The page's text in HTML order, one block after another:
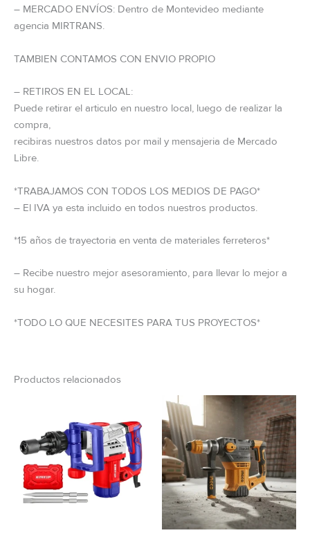
– MERCADO ENVÍOS: Dentro de Montevideo mediante
agencia MIRTRANS.
TAMBIEN CONTAMOS CON ENVIO PROPIO
– RETIROS EN EL LOCAL:
Puede retirar el articulo en nuestro local, luego de realizar la
compra,
recibiras nuestros datos por mail y mensajeria de Mercado
Libre.
*TRABAJAMOS CON TODOS LOS MEDIOS DE PAGO*
– El IVA ya esta incluido en todos nuestros productos.
*15 años de trayectoria en venta de materiales ferreteros*
– Recibe nuestro mejor asesoramiento, para llevar lo mejor a
su hogar.
*TODO LO QUE NECESITES PARA TUS PROYECTOS*
Productos relacionados